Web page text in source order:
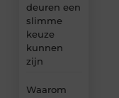
deuren een
slimme
keuze
kunnen
zijn
Waarom